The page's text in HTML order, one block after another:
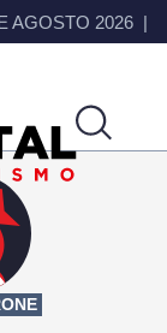
AGOSTO 2026